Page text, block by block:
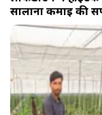
सालाना कमाई की